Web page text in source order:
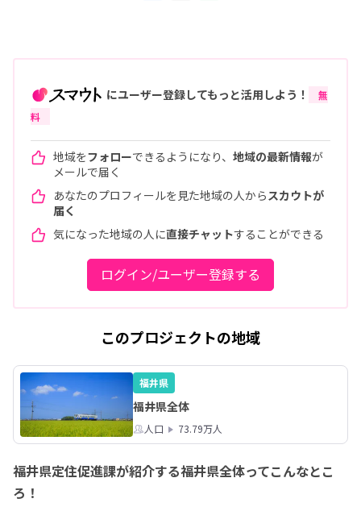
にユーザー登録してもっと活用しよう！
無
料
地域をフォローできるようになり、 地域の最新情報が
メールで届く
あなたのプロフィールを見た地域の人から スカウトが
届く
気になった地域の人に直接チャットすることができる
ログイン/ユーザー登録する
このプロジェクトの地域
福井県
福井県全体
人口 73.79万人
福井県定住促進課が紹介する福井県全体ってこんなとこ
ろ！